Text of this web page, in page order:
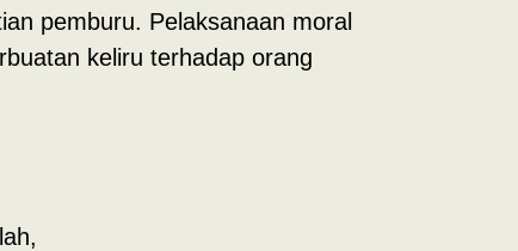
pemburu. Pelaksanaan moral
keliru terhadap orang